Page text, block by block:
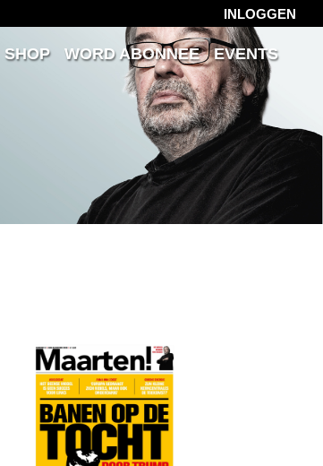
INLOGGEN
SHOP WORD ABONNEE
EVENTS